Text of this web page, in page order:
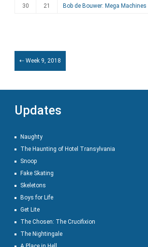
30 21 Bob de Bouwer: Mega Machines
⇠ Week 9, 2018
Updates
Naughty
The Haunting of Hotel Transylvania
Snoop
Fake Skating
Skeletons
Boys for Life
Get Lite
The Chosen: The Crucifixion
The Nightingale